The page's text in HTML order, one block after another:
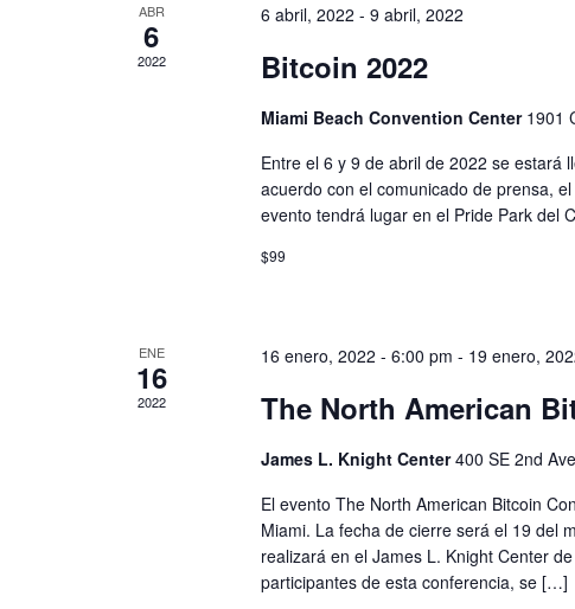
ABR
6
2022
6 abril, 2022 - 9 abril, 2022
Bitcoin 2022
Miami Beach Convention Center 1901
Entre el 6 y 9 de abril de 2022 se estará
acuerdo con el comunicado de prensa,
evento tendrá lugar en el Pride Park del
$99
ENE
16
2022
16 enero, 2022 - 6:00 pm - 19 enero,
The North American
James L. Knight Center400 SE 2nd
El evento The North American Bitcoin
Miami. La fecha de cierre será el 19 del
realizará en el James L. Knight Center
participantes de esta conferencia, se […]